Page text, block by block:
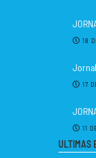
18
17
11
ULTIMAS